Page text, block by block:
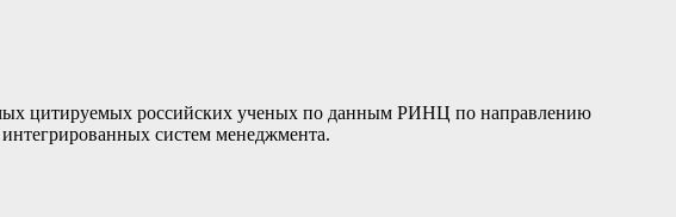
цитируемых российских ученых по данным РИНЦ по направлению
систем менеджмента.